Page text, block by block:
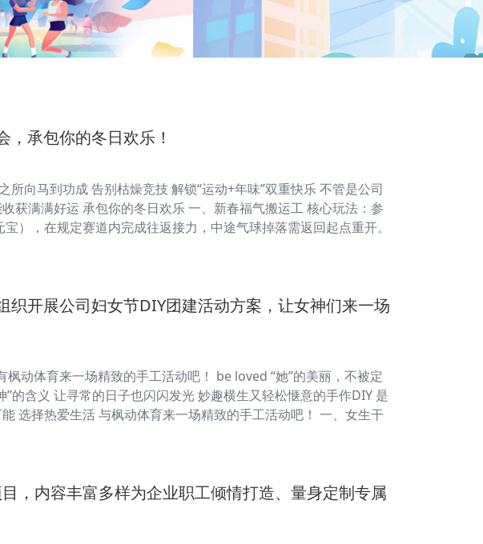
承包你的冬日欢乐！
所向马到功成 告别枯燥竞技 解锁“运动+年味”双重快乐 不管是公司
获满满好运 承包你的冬日欢乐 一、新春福气搬运工 核心玩法：参
），在规定赛道内完成往返接力，中途气球掉落需返回起点重开。
开展公司妇女节DIY团建活动方案，让女神们来一场
枫动体育来一场精致的手工活动吧！ be loved “她”的美丽，不被定
的含义 让寻常的日子也闪闪发光 妙趣横生又轻松惬意的手作DIY 是
选择热爱生活 与枫动体育来一场精致的手工活动吧！ 一、女生干
，内容丰富多样为企业职工倾情打造、量身定制专属